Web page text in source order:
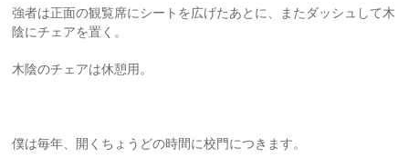
強者は正面の観覧席にシートを広げたあとに、またダッシュして木
陰にチェアを置く。
木陰のチェアは休憩用。
僕は毎年、開くちょうどの時間に校門につきます。